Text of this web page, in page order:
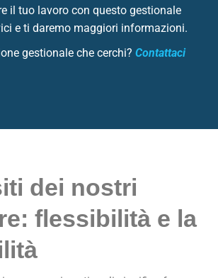
il tuo lavoro con questo gestionale
e ti daremo maggiori informazioni.
gestionale che cerchi? Contattaci
dei nostri
flessibilità e la